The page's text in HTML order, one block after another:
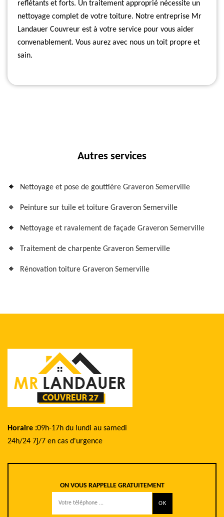
reflétants et forts. Un traitement approprié nécessite un
nettoyage complet de votre toiture. Notre entreprise Mr
Landauer Couvreur est à votre service pour vous aider
convenablement. Vous aurez avec nous un toit propre et
sain.
Autres services
Nettoyage et pose de gouttière Graveron Semerville
Peinture sur tuile et toiture Graveron Semerville
Nettoyage et ravalement de façade Graveron Semerville
Traitement de charpente Graveron Semerville
Rénovation toiture Graveron Semerville
Horaire :09h-17h du lundi au samedi
24h/24 7j/7 en cas d'urgence
ON VOUS RAPPELLE GRATUITEMENT